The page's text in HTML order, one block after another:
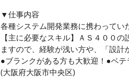
▼仕事内容
各種システム開発業務に携わってい
【主に必要なスキル】ＡＳ４００
ますので、経験が浅い方や、「設計
●ブランクがある方も大歓迎！●ベ
(大阪府大阪市中央区)